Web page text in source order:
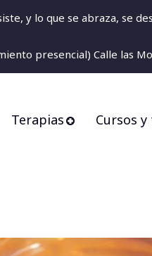
y lo que se abraza, se
presencial) Calle las
Terapias Cursos